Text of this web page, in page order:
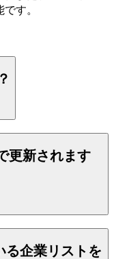
す。
更新されます
企業リストを